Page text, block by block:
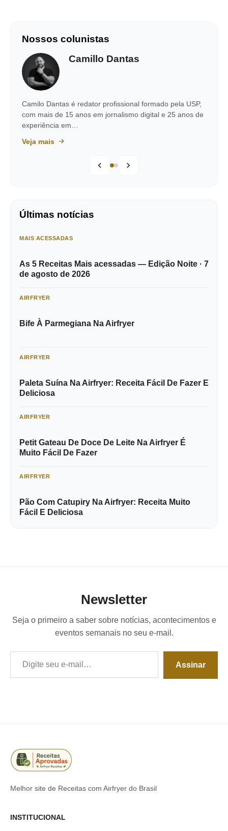
Nossos colunistas
Camillo Dantas
Camilo Dantas é redator profissional formado pela USP,
com mais de 15 anos em jornalismo digital e 25 anos de
experiência em…
Veja mais
Últimas notícias
MAIS ACESSADAS
As 5 Receitas Mais acessadas — Edição Noite · 7
de agosto de 2026
AIRFRYER
Bife À Parmegiana Na Airfryer
AIRFRYER
Paleta Suína Na Airfryer: Receita Fácil De Fazer E
Deliciosa
AIRFRYER
Petit Gateau De Doce De Leite Na Airfryer É
Muito Fácil De Fazer
AIRFRYER
Pão Com Catupiry Na Airfryer: Receita Muito
Fácil E Deliciosa
Newsletter
Seja o primeiro a saber sobre notícias, acontecimentos e
eventos semanais no seu e-mail.
Digite seu e-mail…
Assinar
Melhor site de Receitas com Airfryer do Brasil
INSTITUCIONAL